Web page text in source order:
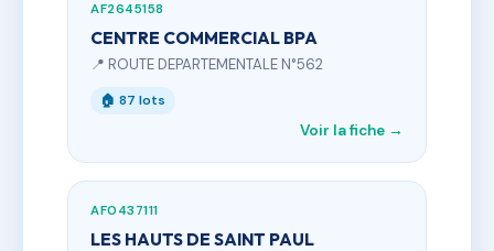
AF2645158
CENTRE COMMERCIAL BPA
📍 ROUTE DEPARTEMENTALE N°562
🏠 87 lots
Voir la fiche →
AF0437111
LES HAUTS DE SAINT PAUL